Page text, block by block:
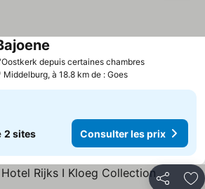
depuis certaines chambresConsulter
Middelburg, à 18.8 km de : Goes
2 sites Consulter les prix
Partager